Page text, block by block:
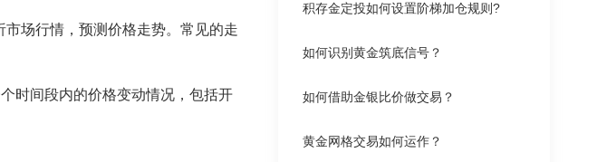
场行情，预测价格走势。常见的走
时间段内的价格变动情况，包括开
积存金定投如何设置阶梯加仓规则?
如何识别黄金筑底信号？
如何借助金银比价做交易？
黄金网格交易如何运作？